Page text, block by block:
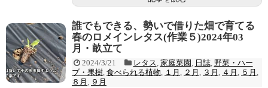
誰でもできる、勢いで借りた畑で育てる
春のロメインレタス(作業５)2024年03
月・畝立て
2024/3/21 レタス 家庭菜園 日誌, 野菜・ハー
ブ・果樹 食べられる植物 １月 ２月 ３月 ４月 ５月
８月
９月